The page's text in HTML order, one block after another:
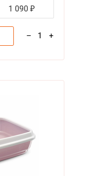
1 090 ₽
– 1 +